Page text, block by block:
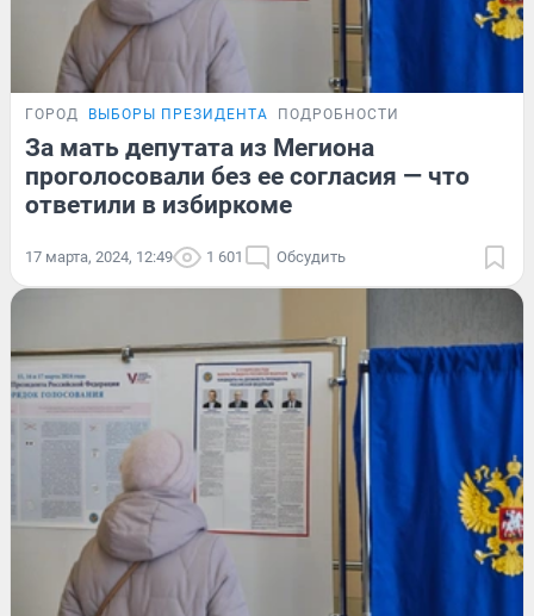
ГОРОД ВЫБОРЫ ПРЕЗИДЕНТА ПОДРОБНОСТИ
За мать депутата из Мегиона
проголосовали без ее согласия — что
ответили в избиркоме
17 марта, 2024, 12:49 1 601 Обсудить